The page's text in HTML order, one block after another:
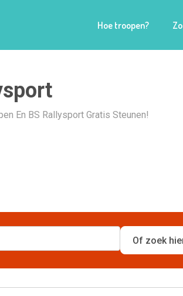
Hoe troopen?
En BS Rallysport Gratis Steunen!